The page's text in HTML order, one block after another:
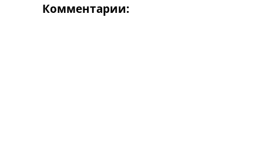
Украина. Первая Лига
Лига Чемпионов. Таблицы групп
Комментарии: